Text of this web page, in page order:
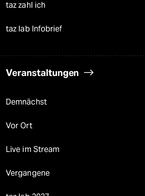
taz zahl ich
taz lab Infobrief
Veranstaltungen
Demnächst
Vor Ort
Live im Stream
Vergangene